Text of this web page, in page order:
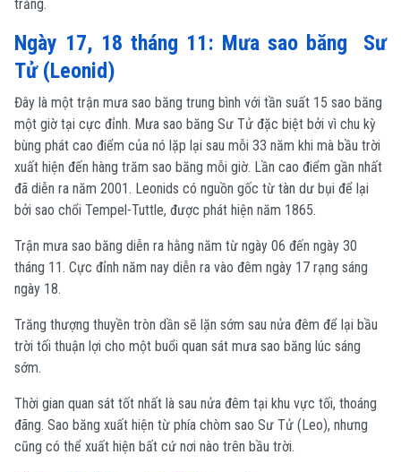
trăng.
Ngày 17, 18 tháng 11: Mưa sao băng Sư
Tử (Leonid)
Đây là một trận mưa sao băng trung bình với tần suất 15 sao băng
một giờ tại cực đỉnh. Mưa sao băng Sư Tử đặc biệt bởi vì chu kỳ
bùng phát cao điểm của nó lặp lại sau mỗi 33 năm khi mà bầu trời
xuất hiện đến hàng trăm sao băng mỗi giờ. Lần cao điểm gần nhất
đã diễn ra năm 2001. Leonids có nguồn gốc từ tàn dư bụi để lại
bởi sao chổi Tempel-Tuttle, được phát hiện năm 1865.
Trận mưa sao băng diễn ra hằng năm từ ngày 06 đến ngày 30
tháng 11. Cực đỉnh năm nay diễn ra vào đêm ngày 17 rạng sáng
ngày 18.
Trăng thượng thuyền tròn dần sẽ lặn sớm sau nửa đêm để lại bầu
trời tối thuận lợi cho một buổi quan sát mưa sao băng lúc sáng
sớm.
Thời gian quan sát tốt nhất là sau nửa đêm tại khu vực tối, thoáng
đãng. Sao băng xuất hiện từ phía chòm sao Sư Tử (Leo), nhưng
cũng có thể xuất hiện bất cứ nơi nào trên bầu trời.